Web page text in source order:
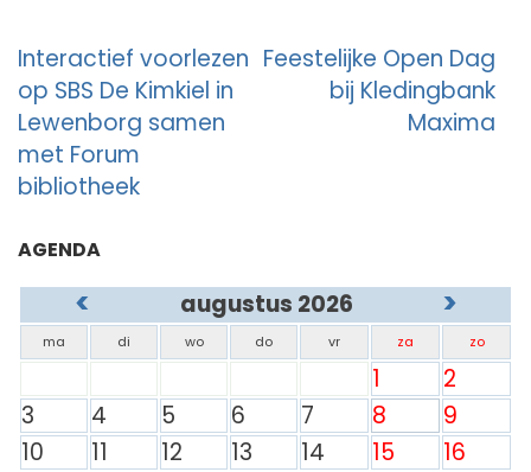
Berichtnavigatie
Interactief voorlezen
op SBS De Kimkiel in
Lewenborg samen
met Forum
bibliotheek
Feestelijke Open Dag
bij Kledingbank
Maxima
AGENDA
< augustus 2026 >
ma di wo do vr za zo
1
2
3
4 5 6 7 8
9
10
11 12 13 14 15
16